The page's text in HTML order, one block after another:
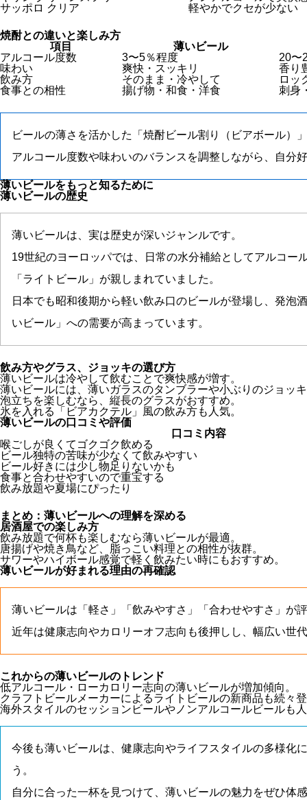
サッポロ クリア
軽やかでクセが少ない
焼酎との違いと楽しみ方
項目
薄いビール
アルコール度数
3〜5％程度
20〜
味わい
爽快・スッキリ
香り
飲み方
そのまま・冷やして
ロッ
食事との相性
揚げ物・和食・洋食 刺身
ビールの薄さを活かした「焼酎ビール割り（ビアボール）
アルコール度数や味わいのバランスを調整しながら、自分
薄いビールをもっと知るために
薄いビールの歴史
薄いビールは、実は歴史が深いジャンルです。
19世紀のヨーロッパでは、日常の水分補給としてアルコー
「ライトビール」が親しまれていました。
日本でも昭和後期から軽い飲み口のビールが登場し、発泡
いビール」への需要が高まっています。
飲み方やグラス、ジョッキの選び方
薄いビールは冷やして飲むことで爽快感が増す。
薄いビールには、薄いガラスのタンブラーや小ぶりのジョッ
泡立ちを楽しむなら、縦長のグラスがおすすめ。
氷を入れる「ビアカクテル」風の飲み方も人気。
薄いビールの口コミや評価
口コミ内容
喉ごしが良くてゴクゴク飲める
ビール独特の苦味が少なくて飲みやすい
ビール好きには少し物足りないかも
食事と合わせやすいので重宝する
飲み放題や夏場にぴったり
まとめ：薄いビールへの理解を深める
居酒屋での楽しみ方
飲み放題で何杯も楽しむなら薄いビールが最適。
唐揚げや焼き鳥など、脂っこい料理との相性が抜群。
サワーやハイボール感覚で軽く飲みたい時にもおすすめ。
薄いビールが好まれる理由の再確認
薄いビールは「軽さ」「飲みやすさ」「合わせやすさ」が
近年は健康志向やカロリーオフ志向も後押しし、幅広い世
これからの薄いビールのトレンド
低アルコール・ローカロリー志向の薄いビールが増加傾向。
クラフトビールメーカーによるライトビールの新商品も続々
海外スタイルのセッションビールやノンアルコールビールも
今後も薄いビールは、健康志向やライフスタイルの多様化
う。
自分に合った一杯を見つけて、薄いビールの魅力をぜひ体